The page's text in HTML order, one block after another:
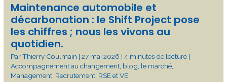
Maintenance automobile et
décarbonation : le Shift Project pose
les chiffres ; nous les vivons au
quotidien.
ParThierry Coulmain |27 mai 2026 |4 minutes de lecture |
Accompagnement au changement, blog, le marché,
Management, Recrutement, RSE et VE
chiffres
;
nous
les
vivons
au